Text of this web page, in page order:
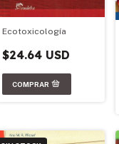
Ecotoxicología
$24.64 USD